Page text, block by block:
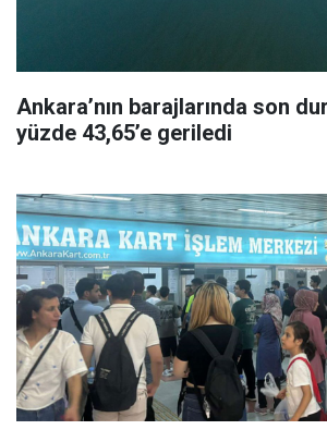
Ankara’nın barajlarında son
yüzde 43,65’e geriledi